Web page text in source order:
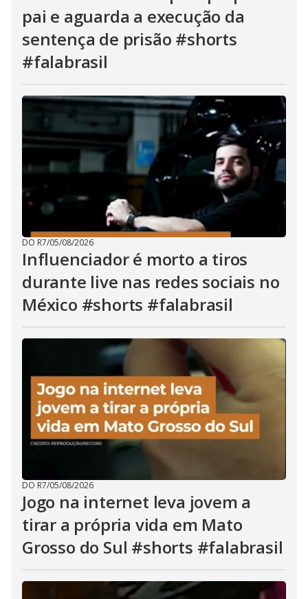
pai e aguarda a execução da
sentença de prisão #shorts
#falabrasil
DO R7/05/08/2026
Influenciador é morto a tiros
durante live nas redes sociais no
México #shorts #falabrasil
DO R7/05/08/2026
Jogo na internet leva jovem a
tirar a própria vida em Mato
Grosso do Sul #shorts #falabrasil